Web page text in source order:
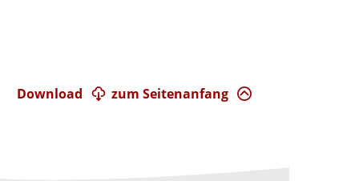
zum Seitenanfang
Download